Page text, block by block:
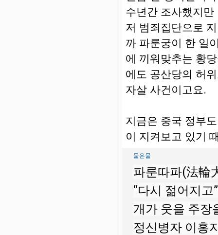
수년간 조사했지
저 범죄집단으로
까 파룬궁이 한 일
에 끼워맞추는 황
에도 공산당의 허
자살 사건이고요.
지금은 중국 정부
이 지켜보고 있기
물은물
파룬따파(法輪
“다시 젊어지
개가 웃을 주장
정신병자 이홍